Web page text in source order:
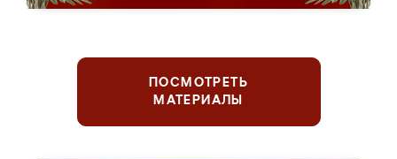
ПОСМОТРЕТЬ
МАТЕРИАЛЫ